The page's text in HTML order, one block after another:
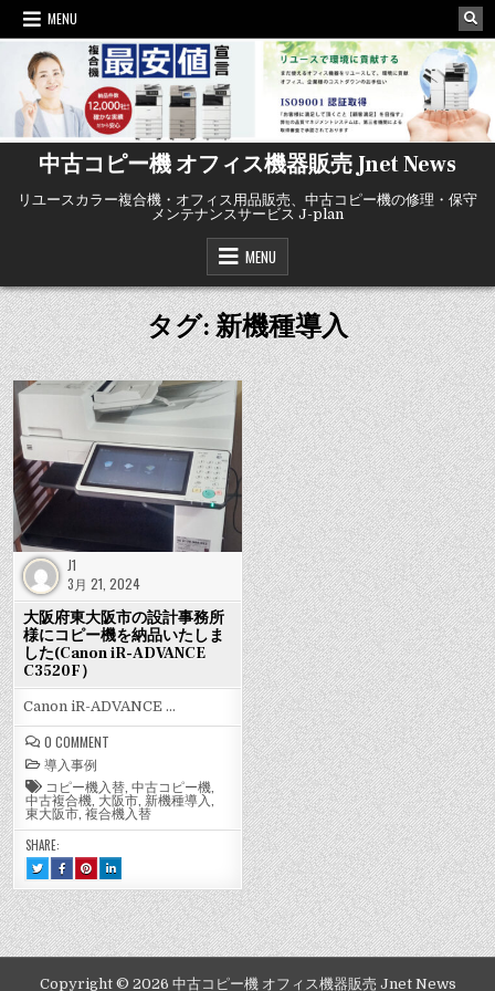
Skip
content
MENU
中古コピー機 オフィス機器販売 Jnet News
リユースカラー複合機・オフィス用品販売、中古コピー機の修理・保守
メンテナンスサービス J-plan
MENU
タグ: 新機種導入
J1
3月 21, 2024
大阪府東大阪市の設計事務所
様にコピー機を納品いたしま
した(Canon iR-ADVANCE
C3520F）
Canon iR-ADVANCE …
0 COMMENT
府
東
大
阪
市
設
計
事
務
所
様
に
コ
ー
導入事例
コピー機入替 ,中古コピー機
中古複合機,大阪市 新機種導入,
東大阪市,複合機入替
SHARE:
TWEET
THIS!
:
大
阪
府
東
大
阪
の
SHARE
THIS
ON
FACEBOOK
:
大
阪
府
東
阪
SHARE
THIS
ON
PINTEREST
:
大
阪
府
東
阪
SHARE
THIS
ON
LINKEDIN
:
大
阪
府
東
阪
Copyright © 2026 中古コピー機 オフィス機器販売 Jnet News